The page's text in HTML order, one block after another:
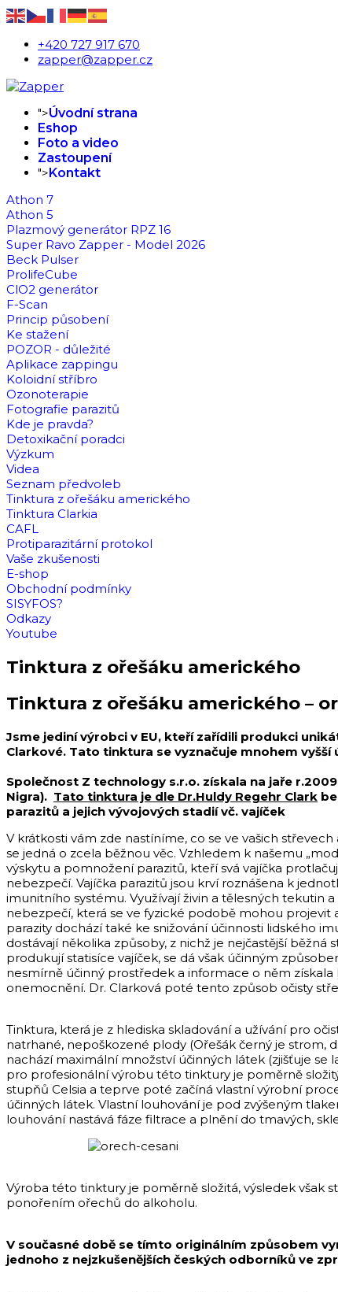
+420 727 917 670
zapper@zapper.cz
">Úvodní strana
Eshop
Foto a video
Zastoupení
">Kontakt
Athon 7
Athon 5
Plazmový generátor RPZ 16
Super Ravo Zapper - Model 2026
Beck Pulser
ProlifeCube
ClO2 generátor
F-Scan
Princip působení
Ke stažení
POZOR - důležité
Aplikace zappingu
Koloidní stříbro
Ozonoterapie
Fotografie parazitů
Kde je pravda?
Detoxikační poradci
Výzkum
Videa
Seznam předvoleb
Tinktura z ořešáku amerického
Tinktura Clarkia
CAFL
Protiparazitární protokol
Vaše zkušenosti
E-shop
Obchodní podmínky
SISYFOS?
Odkazy
Youtube
Tinktura z ořešáku amerického
Tinktura z ořešáku amerického –
Jsme jediní výrobci v EU, kteří zařídili produkci
Clarkové. Tato tinktura se vyznačuje mnohem
Společnost Z technology s.r.o. získala na jaře
Nigra). Tato tinktura je dle Dr.Huldy Regehr Clark
parazitů a jejich vývojových stadií vč. vajíček
V krátkosti vám zde nastíníme, co se ve vašich
se jedná o zcela běžnou věc. Vzhledem k našemu
výskytu a pomnožení parazitů, kteří svá vajíčka
nebezpečí. Vajíčka parazitů jsou krví roznášena k
imunitního systému. Využívají živin a tělesných tekutin
nebezpečí, která se ve fyzické podobě mohou
parazity dochází také ke snižování účinnosti lidského
dostávají několika způsoby, z nichž je nejčastější
produkují statisíce vajíček, se dá však účinným
nesmírně účinný prostředek a informace o něm
onemocnění. Dr. Clarková poté tento způsob očisty
Tinktura, která je z hlediska skladování a užívání pro
natrhané, nepoškozené plody (Ořešák černý je strom,
nachází maximální množství účinných látek (zjišťuje
pro profesionální výrobu této tinktury je poměrně
stupňů Celsia a teprve poté začíná vlastní výrobní
účinných látek. Vlastní louhování je pod zvýšeným
louhování nastává fáze filtrace a plnění do tmavých,
Výroba této tinktury je poměrně složitá, výsledek však
ponořením ořechů do alkoholu.
V současné době se tímto originálním způsobem
jednoho z nejzkušenějších českých odborníků ve